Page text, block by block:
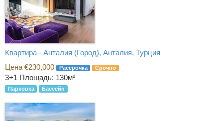
Квартира - Анталия (Город), Анталия, Турция
Цена €230,000
Рассрочка Срочно
3+1 Площадь: 130м²
Парковка Бассейн